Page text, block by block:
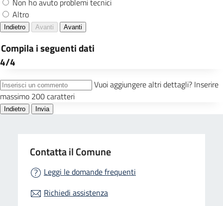
Contatta il Comune
Leggi le domande frequenti
Richiedi assistenza